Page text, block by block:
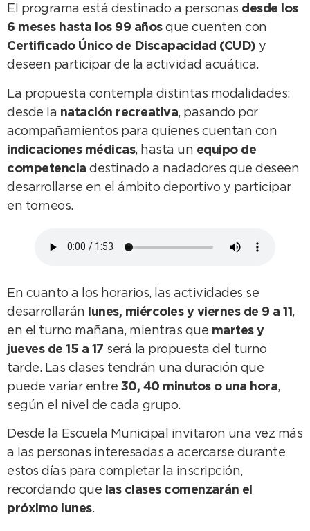
El programa está destinado a personas desde los
6 meses hasta los 99 añosque cuenten con
Certificado Único de Discapacidad (CUD) y
deseen participar de la actividad acuática.
La propuesta contempla distintas modalidades:
desde la natación recreativa, pasando por
acompañamientos para quienes cuentan con
indicaciones médicas, hasta un equipo de
competencia destinado a nadadores que deseen
desarrollarse en el ámbito deportivo y participar
en torneos.
En cuanto a los horarios, las actividades se
desarrollarán
lunes, miércoles y viernes de 9 a 11 ,
en el turno mañana, mientras que martes y
jueves de 15 a 17 será la propuesta del turno
tarde. Las clases tendrán una duración que
puede variar entre 30, 40 minutos o una hora,
según el nivel de cada grupo.
Desde la Escuela Municipal invitaron una vez más
a las personas interesadas a acercarse durante
estos días para completar la inscripción,
recordando que
las clases comenzarán el
próximo lunes.